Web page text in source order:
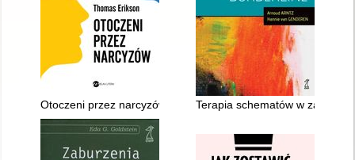
Otoczeni przez narcyzów : jak obchodzić się z tymi, którzy nie
Terapia schematów w